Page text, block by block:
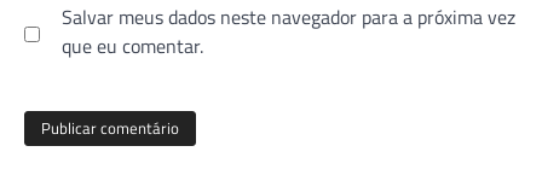
Salvar meus dados neste navegador para a próxima vez
que eu comentar.